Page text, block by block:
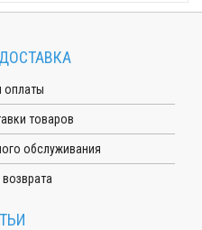
оплаты
товаров
обслуживания